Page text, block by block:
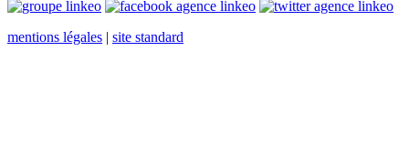
mentions légales | site standard